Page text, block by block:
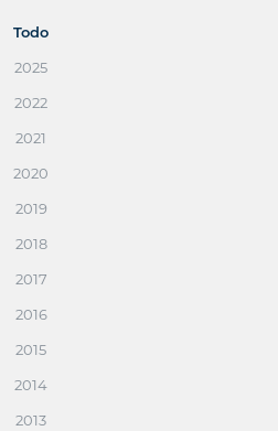
Todo
2025
2022
2021
2020
2019
2018
2017
2016
2015
2014
2013